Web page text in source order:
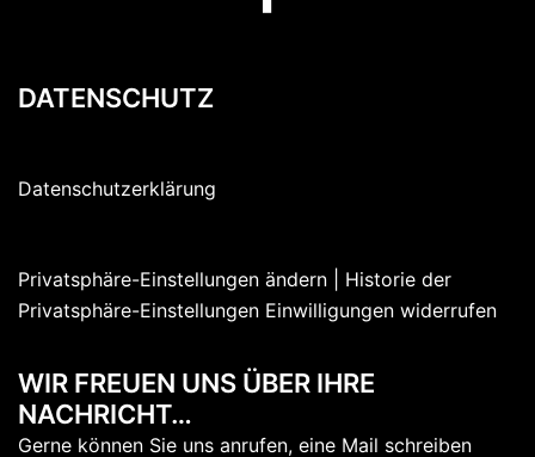
DATENSCHUTZ
Datenschutzerklärung
Privatsphäre-Einstellungen ändern
| Historie der
Privatsphäre-Einstellungen Einwilligungen widerrufen
WIR FREUEN UNS ÜBER IHRE
NACHRICHT…
Gerne können Sie uns anrufen, eine Mail schreiben